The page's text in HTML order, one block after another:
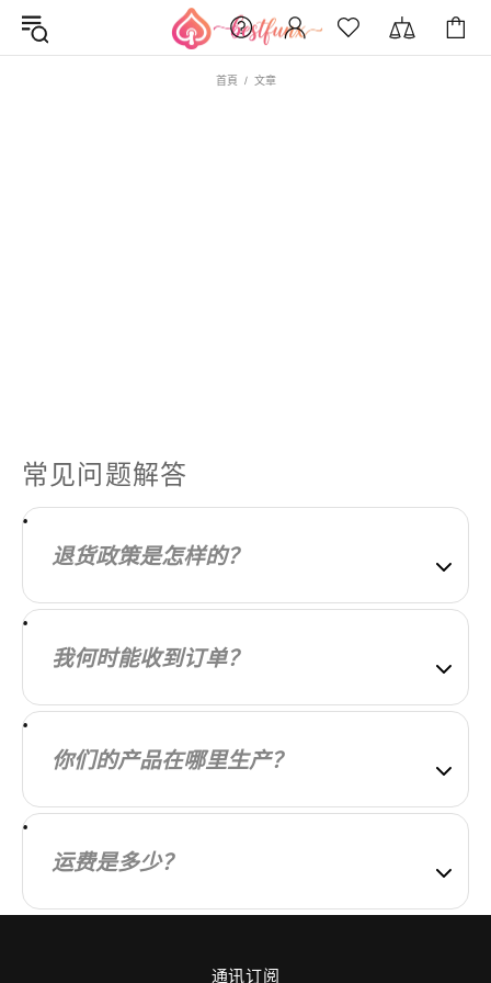
首頁 文章
常见问题解答
退货政策是怎样的？
我们的目标是让每位顾客都对所购商品完全满意。如
果未能实现，请告知我们，我们将尽力与您协商解
决。
我何时能收到订单？
我们会尽快处理您的订单。订单发货后，您将收到一
封包含更多信息的电子邮件。配送时间因您所在的地
区而异。
你们的产品在哪里生产？
我们的产品在本地和全球范围内制造。我们精心挑选
制造合作伙伴，以确保我们的产品质量高且物有所
值。
运费是多少？
运费根据您的所在地和订单中的商品计算。您在购买
通讯订阅